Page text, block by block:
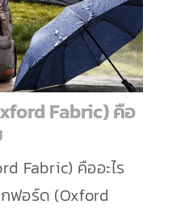
Fabric) คือ
Fabric) คืออะไร
ฟอร์ด (Oxford